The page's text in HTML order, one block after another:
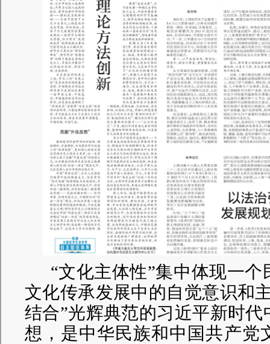
“文化主体性”集中体现一
文化传承发展中的自觉意识和
结合”光辉典范的习近平新时
想，是中华民族和中国共产党